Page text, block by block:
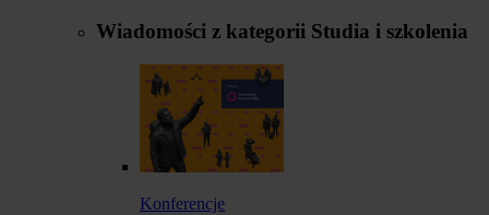
Wiadomości z kategorii Studia i szkolenia
Konferencje